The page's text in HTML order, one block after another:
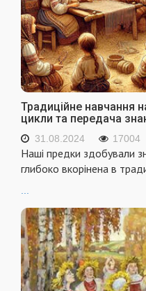
Традиційне навчання
цикли та передача
31.08.2024 17004
Наші предки здобували
глибоко вкорінена в